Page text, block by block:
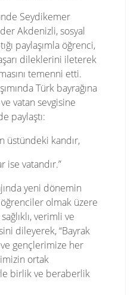
Seydikemer
Akdenizli, sosyal
paylaşımla öğrenci,
dileklerini ileterek
temenni etti.
Türk bayrağına
vatan sevgisine
paylaştı:
üstündeki kandır,
ise vatandır.”
yeni dönemin
olmak üzere
verimli ve
dileyerek, “Bayrak
ve gençlerimize her
ortak
birlik ve beraberlik